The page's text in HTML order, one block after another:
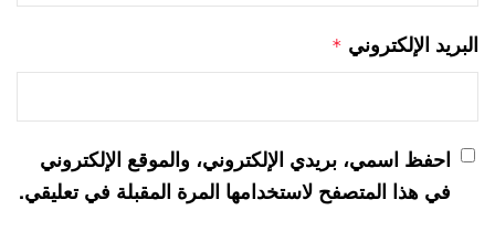
البريد الإلكتروني *
احفظ اسمي، بريدي الإلكتروني، والموقع الإلكتروني
في هذا المتصفح لاستخدامها المرة المقبلة في تعليقي.